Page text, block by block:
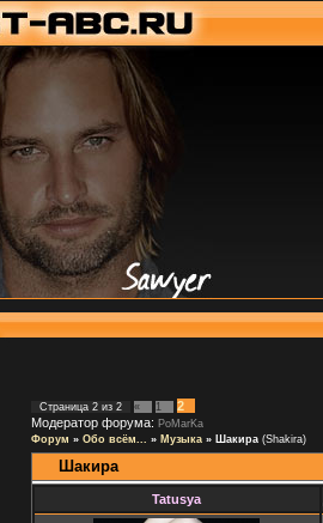
Страница 2из 2 « 1
2
Модератор форума: PoMarKa
Форум » Обо всём... » Музыка » Шакира (Shakira)
Шакира
Tatusya